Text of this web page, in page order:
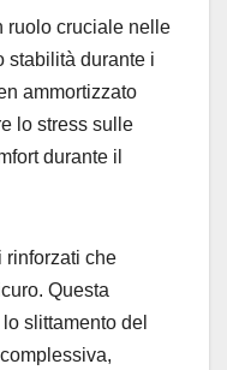
ruolo cruciale nelle
stabilità durante i
ammortizzato
lo stress sulle
durante il
rinforzati che
Questa
slittamento del